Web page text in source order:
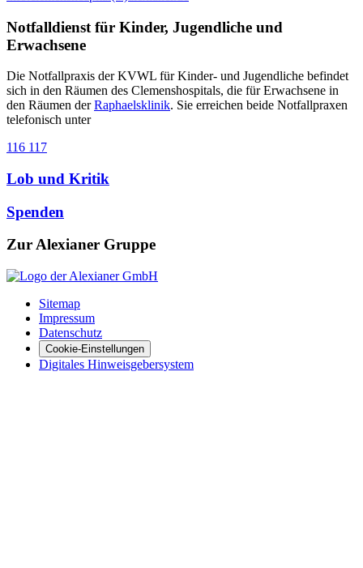
Notfalldienst für Kinder, Jugendliche und
Erwachsene
Die Notfallpraxis der KVWL für Kinder- und Jugendliche befindet
sich in den Räumen des Clemenshospitals, die für Erwachsene in
den Räumen derRaphaelsklinik. Sie erreichen beide Notfallpraxen
telefonisch unter
116 117
Lob und Kritik
Spenden
Zur Alexianer Gruppe
Sitemap
Impressum
Datenschutz
Cookie-Einstellungen
Digitales Hinweisgebersystem